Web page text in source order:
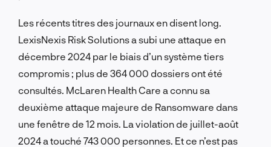
Les récents titres des journaux en disent long.
LexisNexis Risk Solutions a subi une attaque en
décembre 2024 par le biais d’un système tiers
compromis ; plus de 364 000 dossiers ont été
consultés. McLaren Health Care a connu sa
deuxième attaque majeure de Ransomware dans
une fenêtre de 12 mois. La violation de juillet-août
2024 a touché 743 000 personnes. Et ce n’est pas